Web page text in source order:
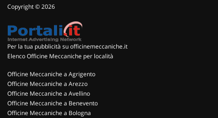
Copyright © 2026
Per la tua pubblicità su officinemeccaniche.it
Elenco Officine Meccaniche per località
Officine Meccaniche a Agrigento
Officine Meccaniche a Arezzo
Officine Meccaniche a Avellino
Officine Meccaniche a Benevento
Officine Meccaniche a Bologna